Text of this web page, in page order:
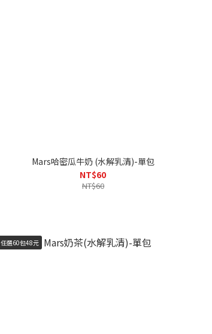
Mars哈密瓜牛奶 (水解乳清)-單包
NT$60
NT$60
任選60包48元